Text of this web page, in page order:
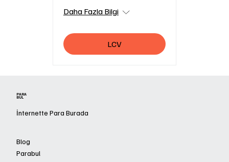
Daha Fazla Bilgi
LCV
PARA
BUL
İnternette Para Burada
Blog
Parabul